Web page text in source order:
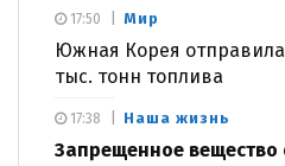
Мир
Южная Корея
тыс. тонн топлива
17:50
Наша жизнь
Запрещенное
17:38